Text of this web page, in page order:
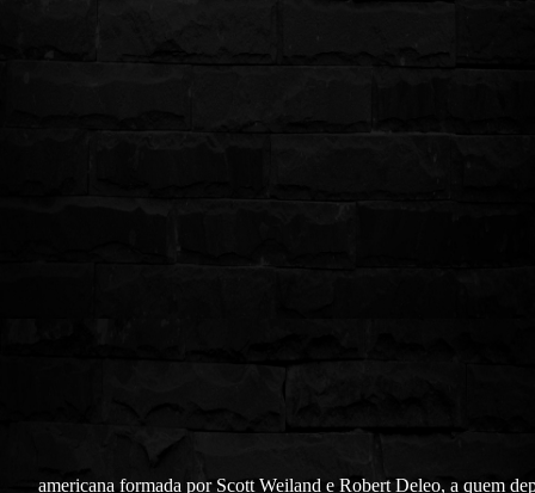
americana formada por Scott Weiland e Robert Deleo, a quem